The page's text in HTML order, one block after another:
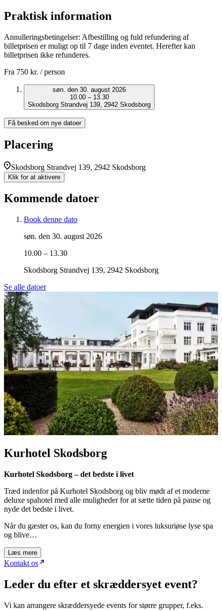
Praktisk information
Annulleringsbetingelser: Afbestilling og fuld refundering af
billetprisen er muligt op til 7 dage inden eventet. Herefter kan
billetprisen ikke refunderes.
Fra 750 kr. / person
søn. den 30. august 2026
10.00 – 13.30
Skodsborg Strandvej 139, 2942 Skodsborg
Få besked om nye datoer
Placering
Skodsborg Strandvej 139, 2942 Skodsborg
Klik for at aktivere
Kommende datoer
Book denne dato
søn. den 30. august 2026
10.00 – 13.30
Skodsborg Strandvej 139, 2942 Skodsborg
Se alle datoer
Kurhotel Skodsborg
Kurhotel Skodsborg – det bedste i livet
Træd indenfor på Kurhotel Skodsborg og bliv mødt af et moderne
deluxe spahotel med alle muligheder for at sætte tiden på pause og
nyde det bedste i livet.
Når du gæster os, kan du forny energien i vores luksuriøse lyse spa
og blive…
Læs mere
Kontakt os
Leder du efter et skræddersyet event?
Vi kan arrangere skræddersyede events for større grupper, f.eks.